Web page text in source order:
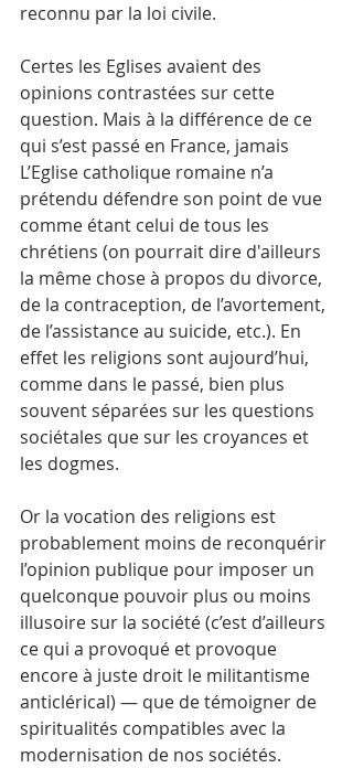
reconnu par la loi civile.
Certes les Eglises avaient des
opinions contrastées sur cette
question. Mais à la différence de ce
qui s’est passé en France, jamais
L’Eglise catholique romaine n’a
prétendu défendre son point de vue
comme étant celui de tous les
chrétiens (on pourrait dire d'ailleurs
la même chose à propos du divorce,
de la contraception, de l’avortement,
de l’assistance au suicide, etc.). En
effet les religions sont aujourd’hui,
comme dans le passé, bien plus
souvent séparées sur les questions
sociétales que sur les croyances et
les dogmes.
Or la vocation des religions est
probablement moins de reconquérir
l’opinion publique pour imposer un
quelconque pouvoir plus ou moins
illusoire sur la société (c’est d’ailleurs
ce qui a provoqué et provoque
encore à juste droit le militantisme
anticlérical) — que de témoigner de
spiritualités compatibles avec la
modernisation de nos sociétés.